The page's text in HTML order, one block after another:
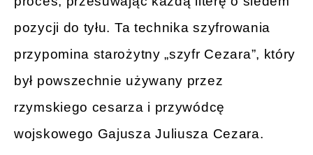
pozycji do tyłu. Ta technika szyfrowania
przypomina starożytny „szyfr Cezara”, który
był powszechnie używany przez
rzymskiego cesarza i przywódcę
wojskowego Gajusza Juliusza Cezara.